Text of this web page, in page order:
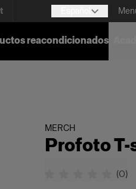
reacondicionados
MERCH
Profoto
(0)